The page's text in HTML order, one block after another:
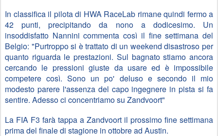
In classifica il pilota di HWA RaceLab rimane quindi fermo a
42 punti, precipitando da nono a dodicesimo. Un
insoddisfatto Nannini commenta così il fine settimana del
Belgio: "Purtroppo si è trattato di un weekend disastroso per
quanto riguarda le prestazioni. Sul bagnato stiamo ancora
cercando le pressioni giuste da usare ed è impossibile
competere così. Sono un po' deluso e secondo il mio
modesto parere l'assenza del capo ingegnere in pista si fa
sentire. Adesso ci concentriamo su Zandvoort"
La FIA F3 farà tappa a Zandvoort il prossimo fine settimana
prima del finale di stagione in ottobre ad Austin.